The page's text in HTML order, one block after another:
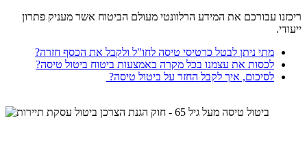
ריכזנו עבורכם את המידע הרלוונטי מעולם הביטוח אשר מעניק פתרון
ייעודי.
מתי ניתן לבטל כרטיסי טיסה לחו"ל ולקבל את הכסף חזרה?
לכסות את עצמנו בכל מקרה באמצעות ביטוח ביטול טיסה?
לסיכום, איך לקבל החזר על ביטול טיסה?